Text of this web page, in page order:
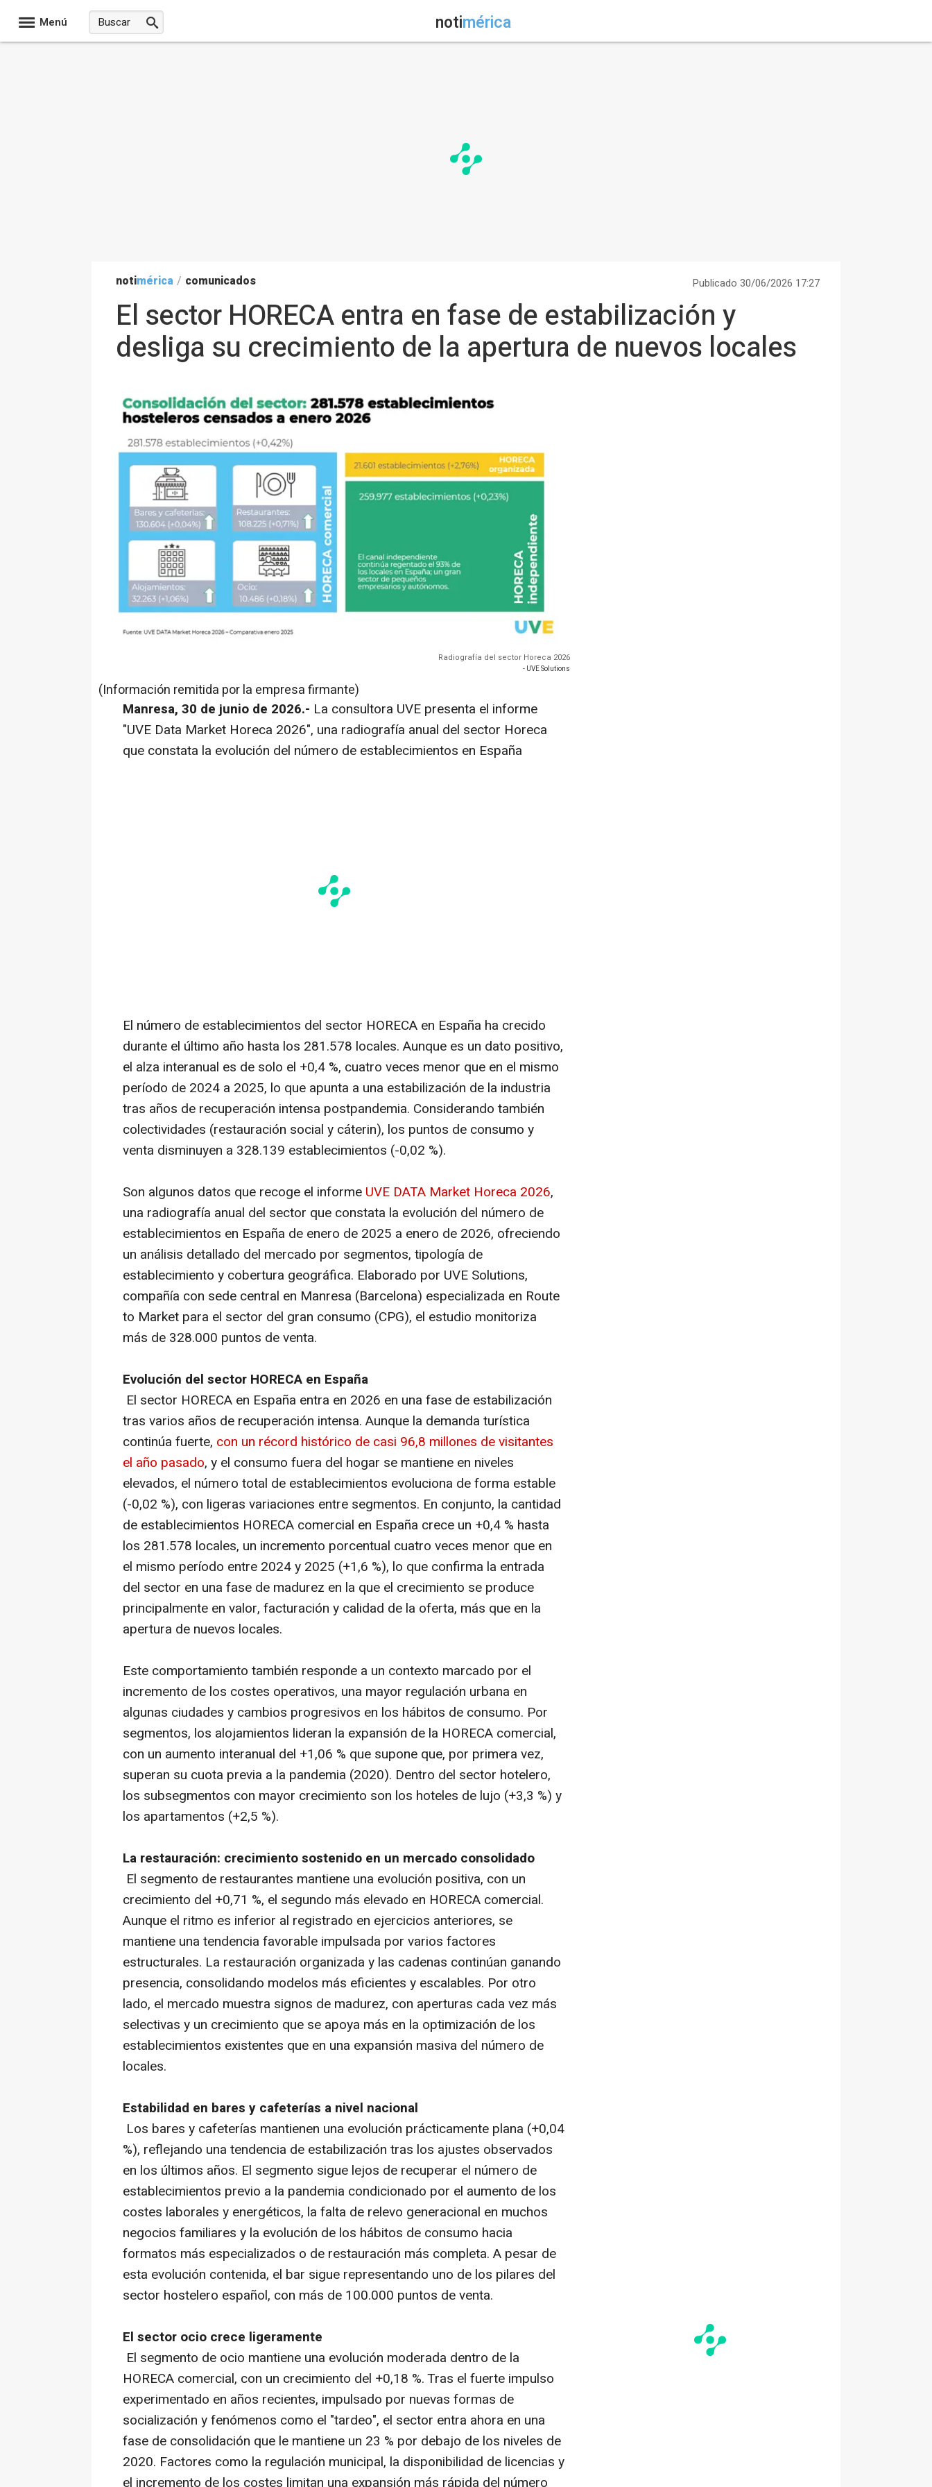
Menú notimérica
notimérica / comunicados Publicado 30/06/2026 17:27
El sector HORECA entra en fase de estabilización y
desliga su crecimiento de la apertura de nuevos locales
Radiografía del sector Horeca 2026
- UVE Solutions
(Información remitida por la empresa firmante)
Manresa, 30 de junio de 2026.- La consultora UVE presenta el informe
"UVE Data Market Horeca 2026", una radiografía anual del sector Horeca
que constata la evolución del número de establecimientos en España
El número de establecimientos del sector HORECA en España ha crecido
durante el último año hasta los 281.578 locales. Aunque es un dato positivo,
el alza interanual es de solo el +0,4 %, cuatro veces menor que en el mismo
período de 2024 a 2025, lo que apunta a una estabilización de la industria
tras años de recuperación intensa postpandemia. Considerando también
colectividades (restauración social y cáterin), los puntos de consumo y
venta disminuyen a 328.139 establecimientos (-0,02 %).
Son algunos datos que recoge el informe UVE DATA Market Horeca 2026,
una radiografía anual del sector que constata la evolución del número de
establecimientos en España de enero de 2025 a enero de 2026, ofreciendo
un análisis detallado del mercado por segmentos, tipología de
establecimiento y cobertura geográfica. Elaborado por UVE Solutions,
compañía con sede central en Manresa (Barcelona) especializada en Route
to Market para el sector del gran consumo (CPG), el estudio monitoriza
más de 328.000 puntos de venta.
Evolución del sector HORECA en España
El sector HORECA en España entra en 2026 en una fase de estabilización
tras varios años de recuperación intensa. Aunque la demanda turística
continúa fuerte, con un récord histórico de casi 96,8 millones de visitantes
el año pasado, y el consumo fuera del hogar se mantiene en niveles
elevados, el número total de establecimientos evoluciona de forma estable
(-0,02 %), con ligeras variaciones entre segmentos. En conjunto, la cantidad
de establecimientos HORECA comercial en España crece un +0,4 % hasta
los 281.578 locales, un incremento porcentual cuatro veces menor que en
el mismo período entre 2024 y 2025 (+1,6 %), lo que confirma la entrada
del sector en una fase de madurez en la que el crecimiento se produce
principalmente en valor, facturación y calidad de la oferta, más que en la
apertura de nuevos locales.
Este comportamiento también responde a un contexto marcado por el
incremento de los costes operativos, una mayor regulación urbana en
algunas ciudades y cambios progresivos en los hábitos de consumo. Por
segmentos, los alojamientos lideran la expansión de la HORECA comercial,
con un aumento interanual del +1,06 % que supone que, por primera vez,
superan su cuota previa a la pandemia (2020). Dentro del sector hotelero,
los subsegmentos con mayor crecimiento son los hoteles de lujo (+3,3 %) y
los apartamentos (+2,5 %).
La restauración: crecimiento sostenido en un mercado consolidado
El segmento de restaurantes mantiene una evolución positiva, con un
crecimiento del +0,71 %, el segundo más elevado en HORECA comercial.
Aunque el ritmo es inferior al registrado en ejercicios anteriores, se
mantiene una tendencia favorable impulsada por varios factores
estructurales. La restauración organizada y las cadenas continúan ganando
presencia, consolidando modelos más eficientes y escalables. Por otro
lado, el mercado muestra signos de madurez, con aperturas cada vez más
selectivas y un crecimiento que se apoya más en la optimización de los
establecimientos existentes que en una expansión masiva del número de
locales.
Estabilidad en bares y cafeterías a nivel nacional
Los bares y cafeterías mantienen una evolución prácticamente plana (+0,04
%), reflejando una tendencia de estabilización tras los ajustes observados
en los últimos años. El segmento sigue lejos de recuperar el número de
establecimientos previo a la pandemia condicionado por el aumento de los
costes laborales y energéticos, la falta de relevo generacional en muchos
negocios familiares y la evolución de los hábitos de consumo hacia
formatos más especializados o de restauración más completa. A pesar de
esta evolución contenida, el bar sigue representando uno de los pilares del
sector hostelero español, con más de 100.000 puntos de venta.
El sector ocio crece ligeramente
El segmento de ocio mantiene una evolución moderada dentro de la
HORECA comercial, con un crecimiento del +0,18 %. Tras el fuerte impulso
experimentado en años recientes, impulsado por nuevas formas de
socialización y fenómenos como el "tardeo", el sector entra ahora en una
fase de consolidación que le mantiene un 23 % por debajo de los niveles de
2020. Factores como la regulación municipal, la disponibilidad de licencias y
el incremento de los costes limitan una expansión más rápida del número